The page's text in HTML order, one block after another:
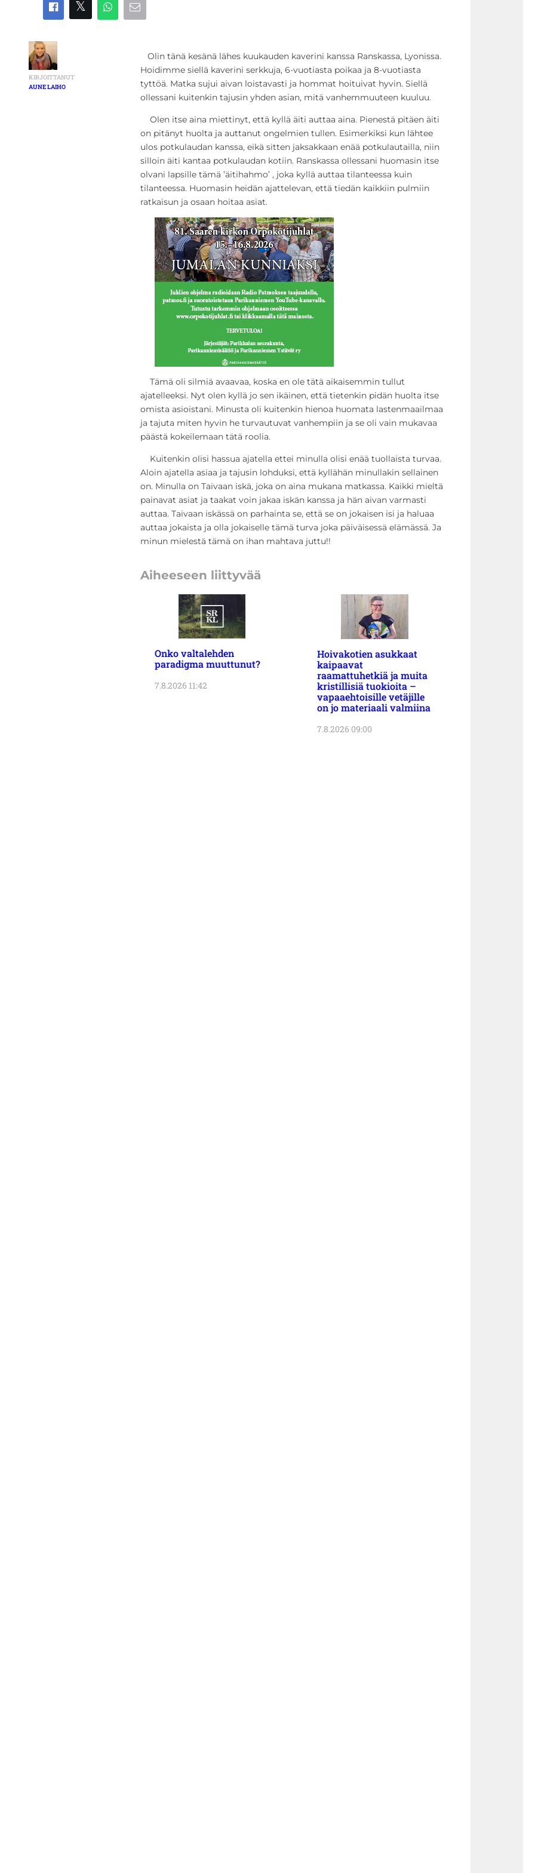
KIRJOITTANUT
AUNE LAIHO
Olin tänä kesänä lähes kuukauden kaverini kanssa Ranskassa, Lyonissa.
Hoidimme siellä kaverini serkkuja, 6-vuotiasta poikaa ja 8-vuotiasta
tyttöä. Matka sujui aivan loistavasti ja hommat hoituivat hyvin. Siellä
ollessani kuitenkin tajusin yhden asian, mitä vanhemmuuteen kuuluu.
Olen itse aina miettinyt, että kyllä äiti auttaa aina. Pienestä pitäen äiti
on pitänyt huolta ja auttanut ongelmien tullen. Esimerkiksi kun lähtee
ulos potkulaudan kanssa, eikä sitten jaksakkaan enää potkulautailla, niin
silloin äiti kantaa potkulaudan kotiin. Ranskassa ollessani huomasin itse
olvani lapsille tämä ’äitihahmo’ , joka kyllä auttaa tilanteessa kuin
tilanteessa. Huomasin heidän ajattelevan, että tiedän kaikkiin pulmiin
ratkaisun ja osaan hoitaa asiat.
Tämä oli silmiä avaavaa, koska en ole tätä aikaisemmin tullut
ajatelleeksi. Nyt olen kyllä jo sen ikäinen, että tietenkin pidän huolta itse
omista asioistani. Minusta oli kuitenkin hienoa huomata lastenmaailmaa
ja tajuta miten hyvin he turvautuvat vanhempiin ja se oli vain mukavaa
päästä kokeilemaan tätä roolia.
Kuitenkin olisi hassua ajatella ettei minulla olisi enää tuollaista turvaa.
Aloin ajatella asiaa ja tajusin lohduksi, että kyllähän minullakin sellainen
on. Minulla on Taivaan iskä, joka on aina mukana matkassa. Kaikki mieltä
painavat asiat ja taakat voin jakaa iskän kanssa ja hän aivan varmasti
auttaa. Taivaan iskässä on parhainta se, että se on jokaisen isi ja haluaa
auttaa jokaista ja olla jokaiselle tämä turva joka päiväisessä elämässä. Ja
minun mielestä tämä on ihan mahtava juttu!!
Aiheeseen liittyvää
Onko valtalehden
paradigma muuttunut?
7.8.2026 11:42
Hoivakotien asukkaat
kaipaavat
raamattuhetkiä ja muita
kristillisiä tuokioita –
vapaaehtoisille vetäjille
on jo materiaali valmiina
7.8.2026 09:00